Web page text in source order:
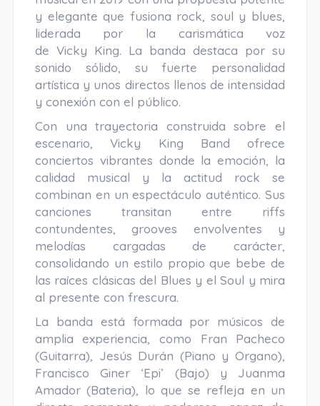
y elegante que fusiona rock, soul y blues,
liderada por la carismática voz
de Vicky King. La banda destaca por su
sonido sólido, su fuerte personalidad
artística y unos directos llenos de intensidad
y conexión con el público.
Con una trayectoria construida sobre el
escenario, Vicky King Band ofrece
conciertos vibrantes donde la emoción, la
calidad musical y la actitud rock se
combinan en un espectáculo auténtico. Sus
canciones transitan entre riffs
contundentes, grooves envolventes y
melodías cargadas de carácter,
consolidando un estilo propio que bebe de
las raíces clásicas del Blues y el Soul y mira
al presente con frescura.
La banda está formada por músicos de
amplia experiencia, como Fran Pacheco
(Guitarra), Jesús Durán (Piano y Organo),
Francisco Giner ‘Epi’ (Bajo) y Juanma
Amador (Bateria), lo que se refleja en un